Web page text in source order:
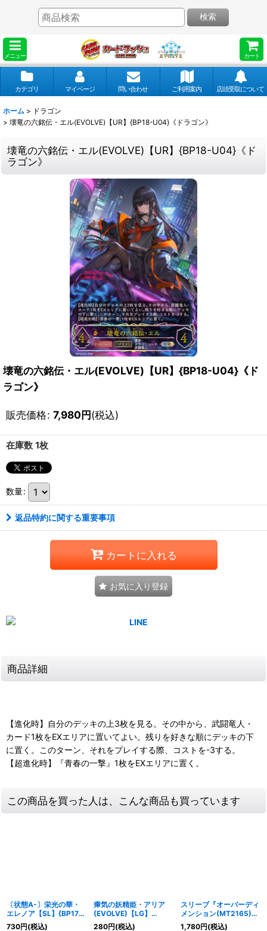
メニュー カート
検索
カテゴリ マイページ 問い合わせ ご利用案内 店頭受取について
ホーム > ドラゴン
> 壊竜の六銘伝・エル(EVOLVE)【UR】{BP18-U04}《ドラゴン》
壊竜の六銘伝・エル(EVOLVE)【UR】{BP18-U04}《ド
ラゴン》
壊竜の六銘伝・エル(EVOLVE)【UR】{BP18-U04}《ド
ラゴン》
販売価格: 7,980円(税込)
在庫数 1枚
数量:
返品特約に関する重要事項
カートに入れる
お気に入り登録
商品詳細
【進化時】自分のデッキの上3枚を見る。その中から、武闘竜人・
カード1枚をEXエリアに置いてよい。残りを好きな順にデッキの下
に置く。このターン、それをプレイする際、コストを-3する。
【超進化時】『青春の一撃』1枚をEXエリアに置く。
この商品を買った人は、こんな商品も買っています
〔状態A-〕栄光の華・
エレノア【SL】{BP17-
SL11}《ウィッチ》
730円(税込)
瘴気の妖精姫・アリア
(EVOLVE)【LG】
{BP13-004}《エルフ》
280円(税込)
スリーブ『オーバーディ
メンション(MT2165)』
65枚【サプライ】{-}
1,780円(税込)